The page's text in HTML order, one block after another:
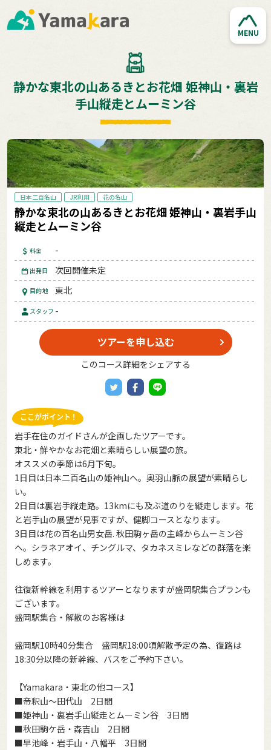
MENU
静かな東北の山あるきとお花畑 姫神山・裏岩
手山縦走とムーミン谷
日本二百名山 JR利用 花の名山
静かな東北の山あるきとお花畑 姫神山・裏岩手山
縦走とムーミン谷
料金 -
出発日 次回開催未定
目的地 東北
スタッフ -
ツアーを申し込む
このコース詳細をシェアする
岩手在住のガイドさんが企画したツアーです。
東北・鮮やかなお花畑と素晴らしい展望の旅。
オススメの季節は6月下旬。
1日目は日本二百名山の姫神山へ。奥羽山脈の展望が素晴らし
い。
2日目は裏岩手縦走路。13kmにも及ぶ道のりを縦走します。花
と岩手山の展望が見事ですが、健脚コースとなります。
3日目は花の百名山男女岳. 秋田駒ヶ岳の主峰からムーミン谷
へ。シラネアオイ、チングルマ、タカネスミレなどの群落を楽
しめます。
往復新幹線を利用するツアーとなりますが盛岡駅集合プランも
ございます。
盛岡駅集合・解散のお客様は
盛岡駅10時40分集合 盛岡駅18:00頃解散予定の為、復路は
18:30分以降の新幹線、バスをご予約下さい。
【Yamakara・東北の他コース】
■帝釈山～田代山 2日間
■姫神山・裏岩手山縦走とムーミン谷 3日間
■秋田駒ケ岳・森吉山 2日間
■早池峰・岩手山・八幡平 3日間